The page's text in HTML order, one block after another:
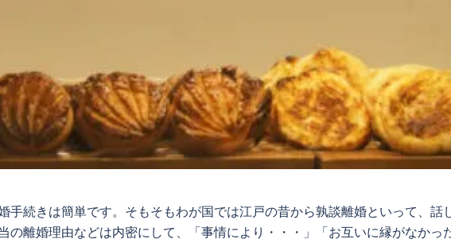
手続きは簡単です。そもそもわが国では江戸の昔から孰談離婚といって、話
の離婚理由などは内密にして、「事情により・・・」「お互いに縁がなかっ